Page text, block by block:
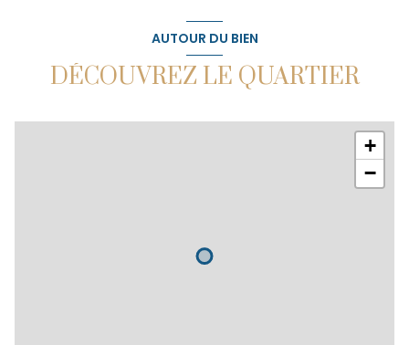
AUTOUR DU BIEN
DÉCOUVREZ LE QUARTIER
+
−